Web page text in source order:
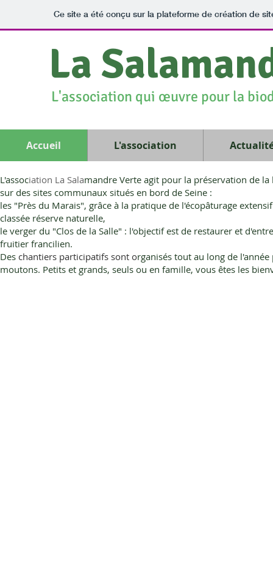
Ce site a été conçu sur la plateforme de création de
La
L'association qui œuvre pour la
Accueil L'association
L'association La Salamandre Verte agit pour la préservation de
sur des sites communaux situés en bord de Seine :
les "Près du Marais", grâce à la pratique de l'écopâturage
classée réserve naturelle,
le verger du "Clos de la Salle" : l'objectif est de restaurer et
fruitier francilien.
Des chantiers participatifs sont organisés tout au long de
moutons. Petits et grands, seuls ou en famille, vous êtes les